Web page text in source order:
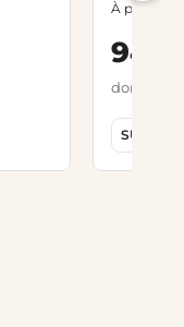
À partir de
944
dont 2,58
SUR